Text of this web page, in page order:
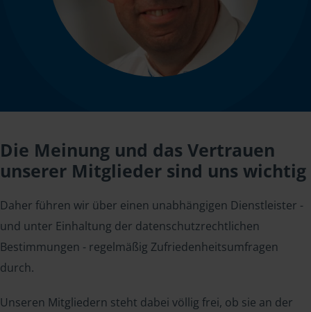
Die Meinung und das Vertrauen
unserer Mitglieder sind uns wichtig
Daher führen wir über einen unabhängigen Dienstleister -
und unter Einhaltung der datenschutzrechtlichen
Bestimmungen - regelmäßig Zufriedenheitsumfragen
durch.
Unseren Mitgliedern steht dabei völlig frei, ob sie an der